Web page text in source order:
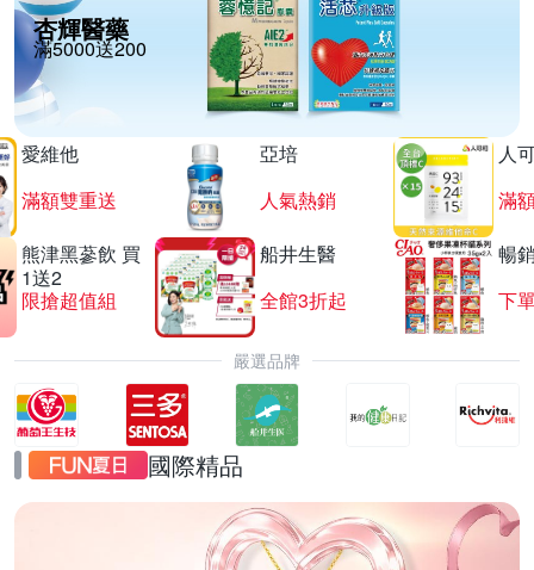
杏輝醫藥
滿5000送200
愛維他
滿額雙重送
亞培
人氣熱銷
人
滿
熊津黑蔘飲 買
1送2
限搶超值組
船井生醫
全館3折起
暢
下
嚴選品牌
國際精品